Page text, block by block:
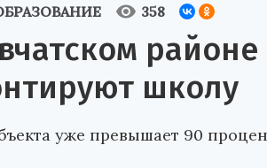
358
школу
уже превышает 90